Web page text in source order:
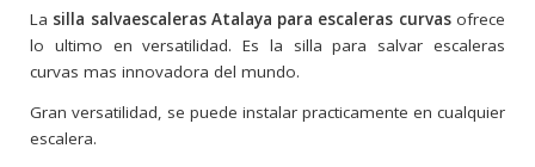
La silla salvaescaleras Atalaya para escaleras curvasofrece
lo ultimo en versatilidad. Es la silla para salvar escaleras
curvas mas innovadora del mundo.
Gran versatilidad, se puede instalar practicamente en cualquier
escalera.